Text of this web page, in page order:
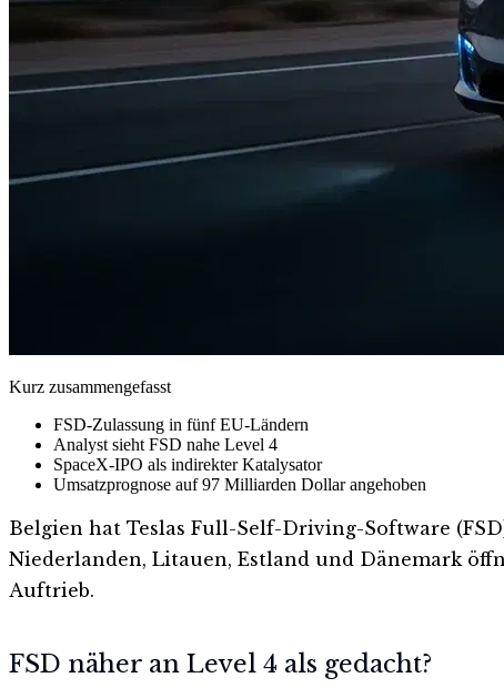
Kurz zusammengefasst
FSD-Zulassung in fünf EU-Ländern
Analyst sieht FSD nahe Level 4
SpaceX-IPO als indirekter Katalysator
Umsatzprognose auf 97 Milliarden Dollar angehoben
Belgien hat Teslas Full-Self-Driving-Software
Niederlanden, Litauen, Estland und Dänemark
Auftrieb.
FSD näher an Level 4 als gedacht?